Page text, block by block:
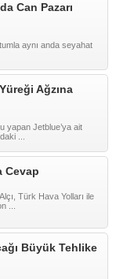
Can Pazarı
aynı anda seyahat
Ağzına
yapan Jetblue’ya ait
...
Cevap
Türk Hava Yolları ile
...
Büyük Tehlike